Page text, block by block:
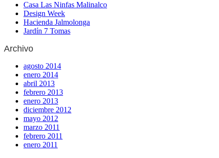
Casa Las Ninfas Malinalco
Design Week
Hacienda Jalmolonga
Jardín 7 Tomas
Archivo
agosto 2014
enero 2014
abril 2013
febrero 2013
enero 2013
diciembre 2012
mayo 2012
marzo 2011
febrero 2011
enero 2011